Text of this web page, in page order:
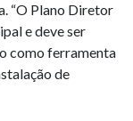
“O Plano Diretor
e deve ser
como ferramenta
de